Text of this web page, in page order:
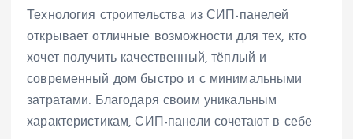
Технология строительства из СИП-панелей
открывает отличные возможности для тех, кто
хочет получить качественный, тёплый и
современный дом быстро и с минимальными
затратами. Благодаря своим уникальным
характеристикам, СИП-панели сочетают в себе